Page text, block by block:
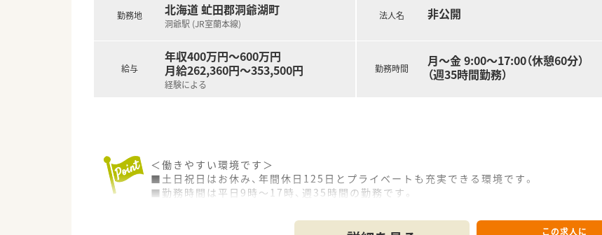
勤務地 北海道 虻田郡洞爺湖町
洞爺駅 (JR室蘭本線)
給与
年収400万円～600万円
月給262,360円～353,500円
経験による
法人名 非公開
勤務時間
月～金 9:00～17:00（休憩60分）
（週35時間勤務）
＜働きやすい環境です＞
■土日祝日はお休み、年間休日125日とプライベートも充実できる環境です。
■勤務時間は平日9時～17時、週35時間の勤務です。
■院内託児所は6ヶ月以上未就学児まで、保育費は全額病院補助です。（食事代のみ自己負
この求人に